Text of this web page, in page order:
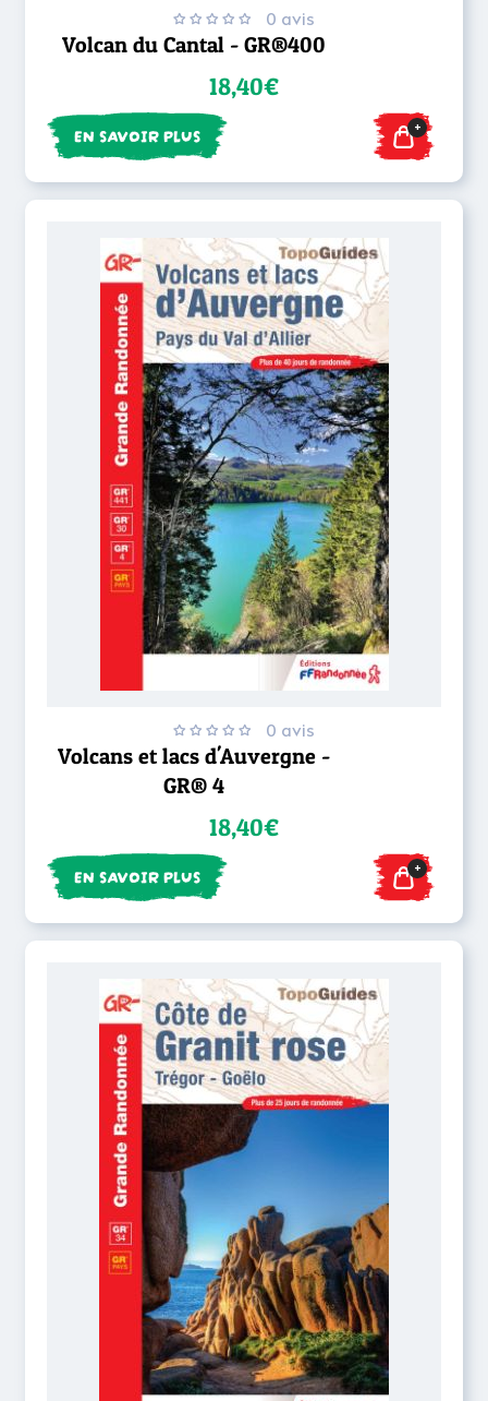
0 avis
Volcan du Cantal - GR®400
18,40€
EN SAVOIR PLUS +
0 avis
Volcans et lacs d'Auvergne -
GR® 4
18,40€
EN SAVOIR PLUS +